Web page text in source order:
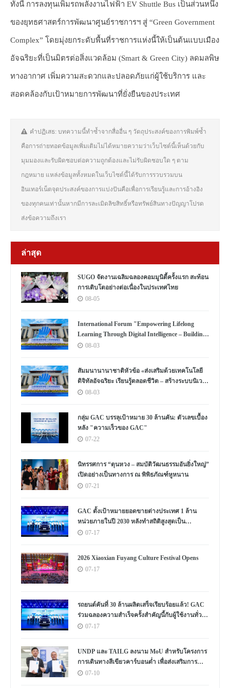
ทั้งนี้ การลงทุนเพิ่มรถพลังงานไฟฟ้า EV Shuttle Bus เป็นส่วนหนึ่ง
ของยุทธศาสตร์การพัฒนาศูนย์ราชการฯ สู่ “Green Government
Complex” โดยมุ่งยกระดับพื้นที่ราชการแห่งนี้ให้เป็นต้นแบบเมือง
อัจฉริยะที่เป็นมิตรต่อสิ่งแวดล้อม (Smart & Green City) ลดมลพิษ
ทางอากาศ เพิ่มความสะดวกและปลอดภัยแก่ผู้ใช้บริการ และ
สอดคล้องกับเป้าหมายการพัฒนาที่ยั่งยืนของประเทศ
คำปฏิเสธ: บทความนี้ทำซ้ำจากสื่ออื่น ๆ วัตถุประสงค์ของการพิมพ์ซ้ำ
คือการถ่ายทอดข้อมูลเพิ่มเติมไม่ได้หมายความว่าเว็บไซต์นี้เห็นด้วยกับ
มุมมองและรับผิดชอบต่อความถูกต้องและไม่รับผิดชอบใด ๆ ตาม
กฎหมาย แหล่งข้อมูลทั้งหมดในเว็บไซต์นี้ได้รับการรวบรวมบน
อินเทอร์เน็ตจุดประสงค์ของการแบ่งปันคือเพื่อการเรียนรู้และการอ้างอิง
ของทุกคนเท่านั้นหากมีการละเมิดลิขสิทธิ์หรือทรัพย์สินทางปัญญาโปรด
ส่งข้อความถึงเรา
ล่าสุด
SUGO จัดงานเฉลิมฉลองคอมมูนิตี้ครั้งแรก สะท้อน
การเติบโตอย่างต่อเนื่องในประเทศไทย
08-05
International Forum "Empowering Lifelong
Learning Through Digital Intelligence – Building
a New Ecosystem for Human Lifelong Learning"
08-03
สัมมนานานาชาติหัวข้อ «ส่งเสริมด้วยเทคโนโลยี
ดิจิทัลอัจฉริยะ เรียนรู้ตลอดชีวิต – สร้างระบบนิเวศ
ใหม่แห่งการเรียนรู้ตลอดชีวิตของมนุษย์» จัดขึ้น
08-03
กลุ่ม GAC บรรลุเป้าหมาย 30 ล้านคัน: ตัวเลขเบื้อง
หลัง "ความเร็วของ GAC"
07-22
นิทรรศการ “ตุนหวง – สมบัติวัฒนธรรมอันยิ่งใหญ่”
เปิดอย่างเป็นทางการ ณ พิพิธภัณฑ์หูหนาน
07-21
GAC ตั้งเป้าหมายยอดขายต่างประเทศ 1 ล้าน
หน่วยภายในปี 2030 หลังทำสถิติสูงสุดเป็น
ประวัติการณ์
07-17
2026 Xiaoxian Fuyang Culture Festival Opens
07-17
รถยนต์คันที่ 30 ล้านผลิตเสร็จเรียบร้อยแล้ว! GAC
ร่วมฉลองความสำเร็จครั้งสำคัญนี้กับผู้ใช้งานทั่ว
โลก07-17
UNDP และ TAILG ลงนาม MoU สำหรับโครงการ
การเดินทางสีเขียวคาร์บอนต่ำ เพื่อส่งเสริมการ
พัฒนาอย่างยั่งยืนในแอฟริกาและทั่วโลก
07-10